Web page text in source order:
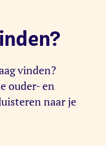
vinden?
ouder- en
naar je